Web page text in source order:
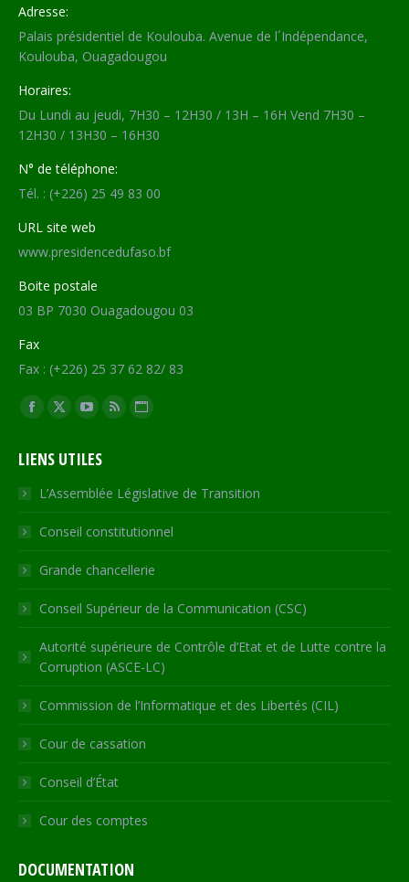
Adresse:
Palais présidentiel de Koulouba. Avenue de l´Indépendance,
Koulouba, Ouagadougou
Horaires:
Du Lundi au jeudi, 7H30 – 12H30 / 13H – 16H Vend 7H30 –
12H30 / 13H30 – 16H30
N° de téléphone:
Tél. : (+226) 25 49 83 00
URL site web
www.presidencedufaso.bf
Boite postale
03 BP 7030 Ouagadougou 03
Fax
Fax : (+226) 25 37 62 82/ 83
Trouvez nous sur :
Facebook
opens
in
new
window
X
opens
in
new
window
YouTube
opens
in
new
window
RSS
in
new
window
Site
opens
in
new
LIENS UTILES
L’Assemblée Législative de Transition
Conseil constitutionnel
Grande chancellerie
Conseil Supérieur de la Communication (CSC)
Autorité supérieure de Contrôle d’Etat et de Lutte contre la
Corruption (ASCE-LC)
Commission de l’Informatique et des Libertés (CIL)
Cour de cassation
Conseil d’État
Cour des comptes
DOCUMENTATION